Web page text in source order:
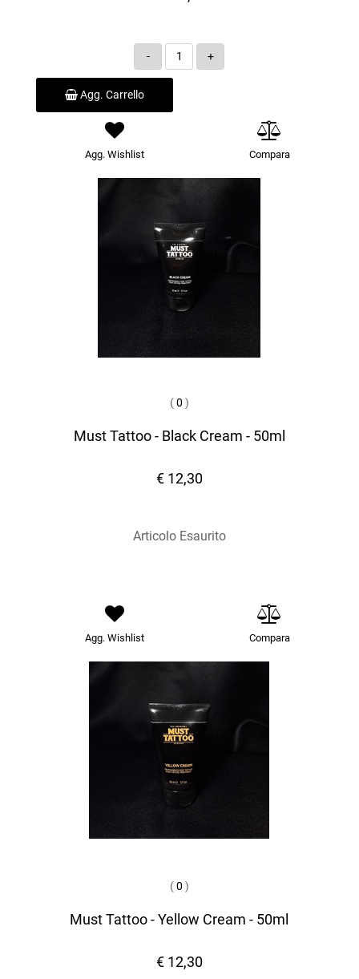
Quantità
Agg. Carrello
Agg. Wishlist Compara
(0 )
Must Tattoo - Black Cream - 50ml
€ 12,30
Articolo Esaurito
Agg. Wishlist Compara
(0 )
Must Tattoo - Yellow Cream - 50ml
€ 12,30